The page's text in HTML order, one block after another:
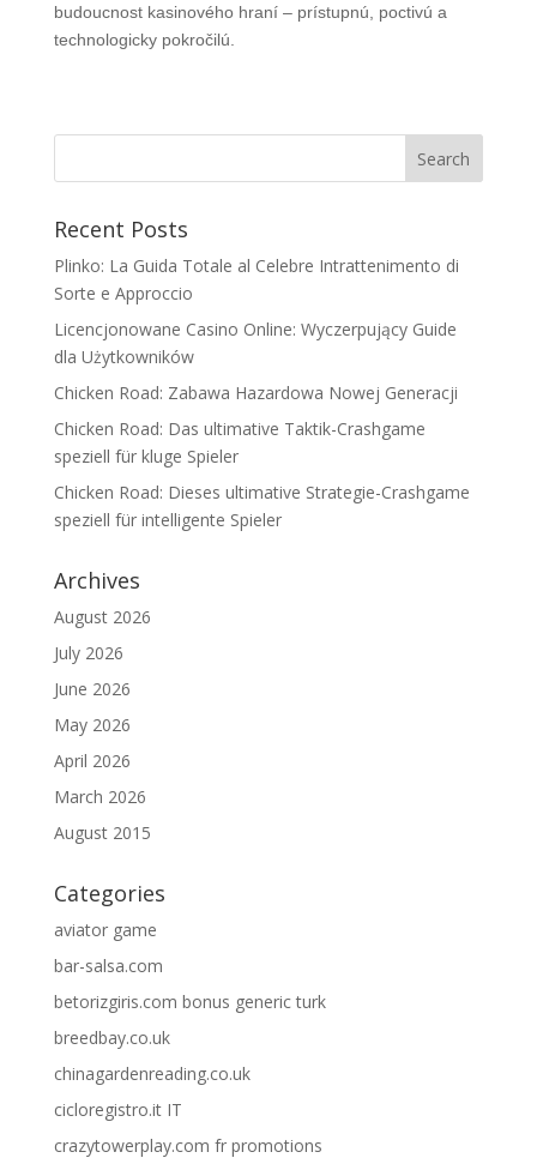
budoucnost kasinového hraní – prístupnú, poctivú a
technologicky pokročilú.
Recent Posts
Plinko: La Guida Totale al Celebre Intrattenimento di
Sorte e Approccio
Licencjonowane Casino Online: Wyczerpujący Guide
dla Użytkowników
Chicken Road: Zabawa Hazardowa Nowej Generacji
Chicken Road: Das ultimative Taktik-Crashgame
speziell für kluge Spieler
Chicken Road: Dieses ultimative Strategie-Crashgame
speziell für intelligente Spieler
Archives
August 2026
July 2026
June 2026
May 2026
April 2026
March 2026
August 2015
Categories
aviator game
bar-salsa.com
betorizgiris.com bonus generic turk
breedbay.co.uk
chinagardenreading.co.uk
cicloregistro.it IT
crazytowerplay.com fr promotions